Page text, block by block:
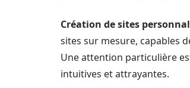
Création de sites
sites sur mesure, capables
Une attention particulière
intuitives et attrayantes.